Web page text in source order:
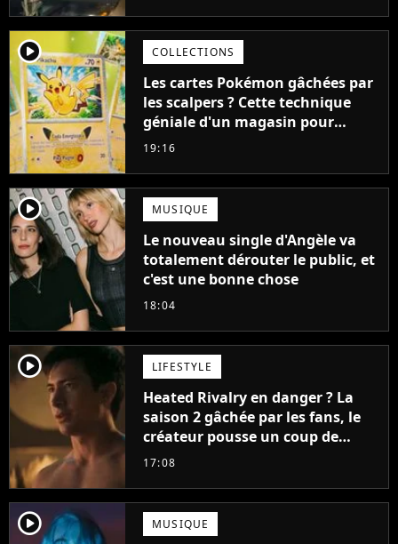
player2 COLLECTIONS
Les cartes Pokémon gâchées par
les scalpers ? Cette technique
géniale d'un magasin pour
ruiner les revendeurs
19:16
player2 MUSIQUE
Le nouveau single d'Angèle va
totalement dérouter le public, et
c'est une bonne chose
18:04
player2 LIFESTYLE
Heated Rivalry en danger ? La
saison 2 gâchée par les fans, le
créateur pousse un coup de
gueule
17:08
player2 MUSIQUE